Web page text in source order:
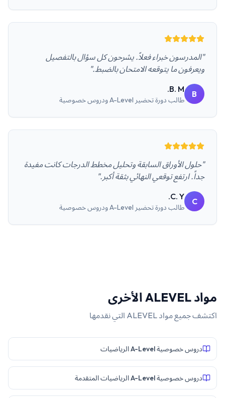
"المدرسون خبراء فعلاً. يشرحون كل سؤال بالتفصيل
ويعرفون ما يتوقعه الامتحان بالضبط."
B
B. M.
طالب دورة تحضير A-Level ودروس خصوصية
"حلول الأوراق السابقة وتحليل مخطط الدرجات كانت مفيدة
جداً. ارتفع توقعي النهائي بثقة أكبر."
C
C. Y.
طالب دورة تحضير A-Level ودروس خصوصية
مواد ALEVEL الأخرى
اكتشف جميع مواد ALEVEL التي نقدمها
دروس خصوصية A-Level الرياضيات
دروس خصوصية A-Level الرياضيات المتقدمة